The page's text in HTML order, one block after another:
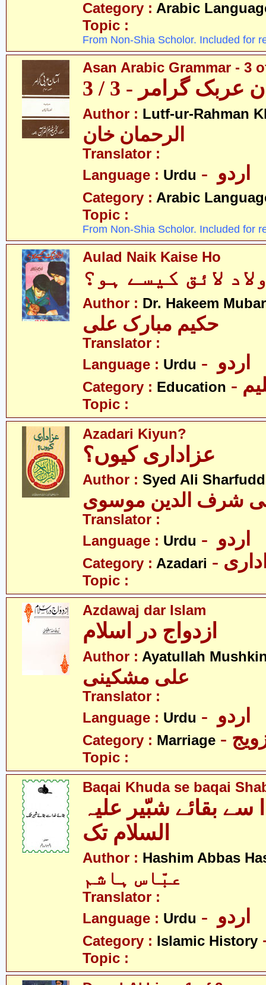
Category : Arabic
Topic :
From Non-Shia Scholor. Included for
Asan Arabic Grammar - 3
عربک گرامر - 3 / 3
Author : Lutf-ur-Rahman
الرحمان خان
Translator :
Language : Urdu
Category : Arabic
Topic :
From Non-Shia Scholor. Included for
Aulad Naik Kaise Ho
لائق کیسے ہو؟
Author : Dr. Hakeem
حکیم مبارک علی
Translator :
Language : Urdu
Category : Education
Topic :
Azadari Kiyun?
Author : Syed Ali
شرف الدین موسوی
Translator :
Language : Urdu
Category : Azadari
Topic :
Azdawaj dar Islam
Author : Ayatullah
علی مشکینی
Translator :
Language : Urdu
Category : Marriage
Topic :
Baqai Khuda se baqai
سے بقائے شبّیر علیہ
Author : Hashim Abbas
عبّاس ہاشم
Translator :
Language : Urdu
Category : Islamic History
Topic :